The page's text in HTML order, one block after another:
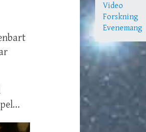
Video
Forskning
Evenemang